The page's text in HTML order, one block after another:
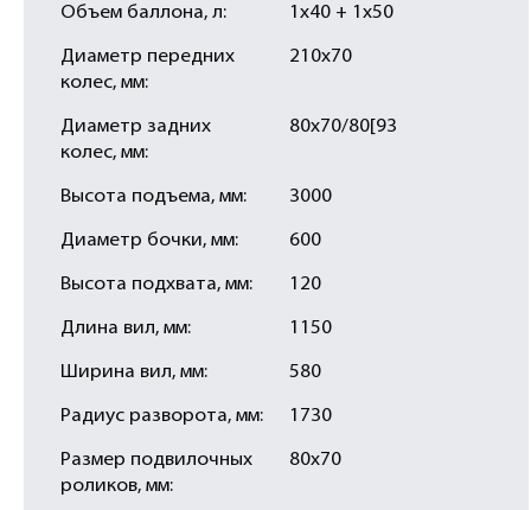
Объем баллона, л: 1х40 + 1х50
Диаметр передних
колес, мм:
210х70
Диаметр задних
колес, мм:
80х70/80[93
Высота подъема, мм: 3000
Диаметр бочки, мм: 600
Высота подхвата, мм: 120
Длина вил, мм: 1150
Ширина вил, мм: 580
Радиус разворота, мм: 1730
Размер подвилочных
роликов, мм:
80х70